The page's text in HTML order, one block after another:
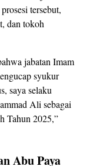
tersebut,
dan tokoh
jabatan Imam
syukur
saya selaku
Ali sebagai
Tahun 2025,”
Abu Paya